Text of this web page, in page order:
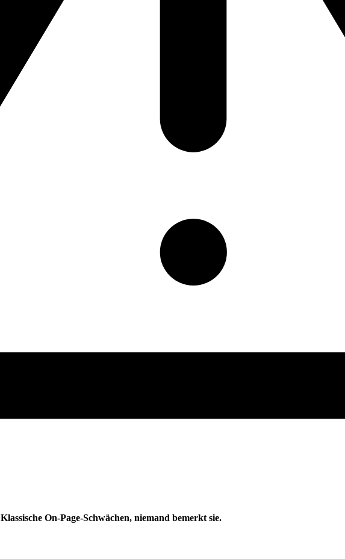
Klassische On-Page-Schwächen, niemand bemerkt sie.